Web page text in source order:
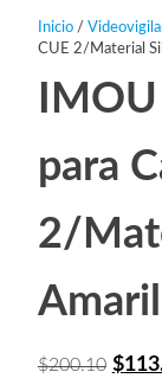
Inicio/
CUE 2/Material
para
2/
$200.10 El
$